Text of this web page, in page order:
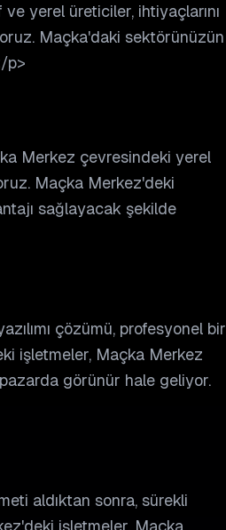
yerel üreticiler, ihtiyaçlarını
Maçka'daki sektörünüzün
p>
Merkez çevresindeki yerel
Maçka Merkez'deki
sağlayacak şekilde
çözümü, profesyonel bir
işletmeler, Maçka Merkez
görünür hale geliyor.
aldıktan sonra, sürekli